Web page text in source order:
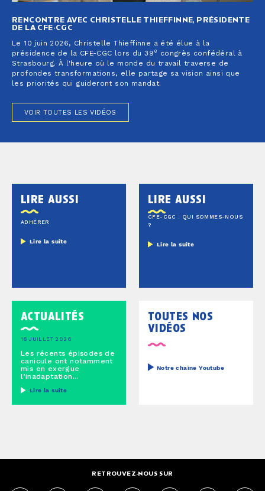
RENCONTRE AVEC CHRISTELLE THIEFFINNE, PRÉSIDENTE
DE LA CFE-CGC
Le 10 juin 2026, Christelle Thieffinne a été élue à la
présidence de la CFE-CGC lors du 39e
congrès confédéral à
Strasbourg. À l'heure où le monde du travail traverse de
profondes transformations, elle partage sa vision ainsi que
les priorités qui guideront son mandat.
VOIR TOUTES LES VIDÉOS
lire aussi
ADHÉRER
Lire la suite
lire aussi
CFE-CGC : QUI SOMMES-NOUS
?
Lire la suite
actualités
16 JUILLET 2026
Les récents épisodes de
canicule ont notamment
mis en exergue
l’inadaptation...
Lire la suite
toutes nos
vidéos
Notre chaîne Youtube
RETROUVEZ-NOUS SUR